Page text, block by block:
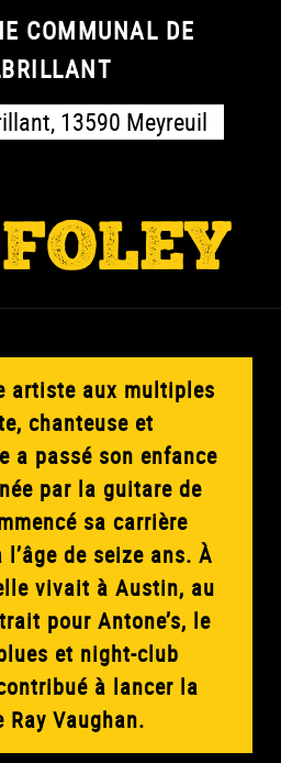
COMMUNAL DE
13590 Meyreuil
artiste aux multiples
chanteuse et
a passé son enfance
par la guitare de
sa carrière
de seize ans. À
vivait à Austin, au
pour Antone’s, le
et night-club
à lancer la
Ray Vaughan.